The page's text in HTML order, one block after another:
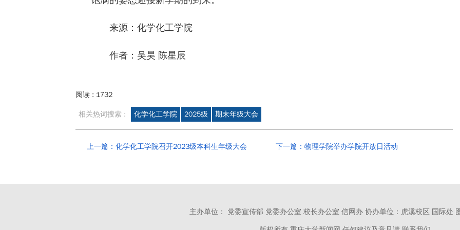
来源：化学化工学院
作者：吴昊 陈星辰
阅读 : 1732
相关热词搜索 : 化学化工学院 2025级 期末年级大会
上一篇：化学化工学院召开2023级本科生年级大会 下一篇：物理学院举办学院开放日活动
主办单位： 党委宣传部 党委办公室 校长办公室 信网办 协办单位：虎溪校区 国际处